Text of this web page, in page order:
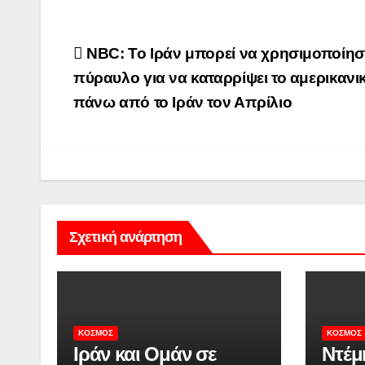
Πλοήγηση
άρθρων
NBC: Το Ιράν μπορεί να
πύραυλο για να καταρρίψει το
πάνω από το Ιράν τον Απρίλιο
Σχετική ανάρτηση
ΚΌΣΜΟΣ
Ιράν και Ομάν σε
ΚΌΣΜΟΣ